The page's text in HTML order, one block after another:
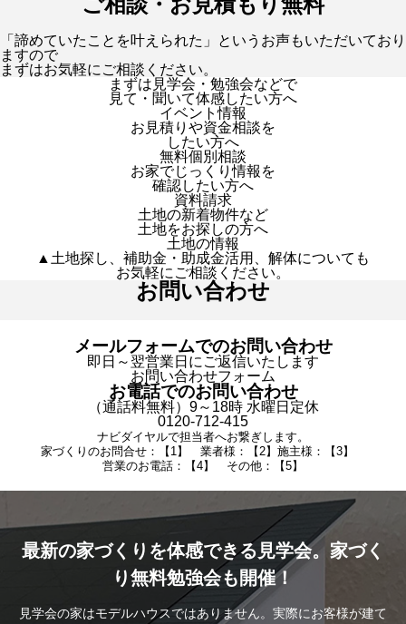
「諦めていたことを叶えられた」というお声もいただいており
ますので
まずはお気軽にご相談ください。
まずは見学会・勉強会などで
見て・聞いて体感したい方へ
イベント情報
お見積りや資金相談を
したい方へ
無料個別相談
お家でじっくり情報を
確認したい方へ
資料請求
土地の新着物件など
土地をお探しの方へ
土地の情報
▲土地探し、補助金・助成金活用、解体についても
お気軽にご相談ください。
お問い合わせ
メールフォームでのお問い合わせ
即日～翌営業日にご返信いたします
お問い合わせフォーム
お電話でのお問い合わせ
（通話料無料）9～18時 水曜日定休
0120-712-415
ナビダイヤルで担当者へお繋ぎします。
家づくりのお問合せ：【1】 業者様：【2】施主様：【3】
営業のお電話：【4】 その他：【5】
最新の家づくりを体感できる見学会。家づく
り無料勉強会も開催！
見学会の家はモデルハウスではありません。実際にお客様が建て